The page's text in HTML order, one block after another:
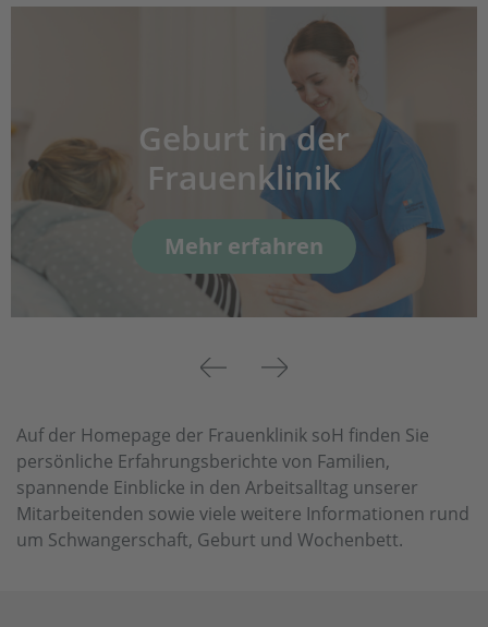
Previous
Geburt in der
Frauenklinik
Mehr erfahren
Next
Auf der Homepage der Frauenklinik soH finden Sie
persönliche Erfahrungsberichte von Familien,
spannende Einblicke in den Arbeitsalltag unserer
Mitarbeitenden sowie viele weitere Informationen rund
um Schwangerschaft, Geburt und Wochenbett.